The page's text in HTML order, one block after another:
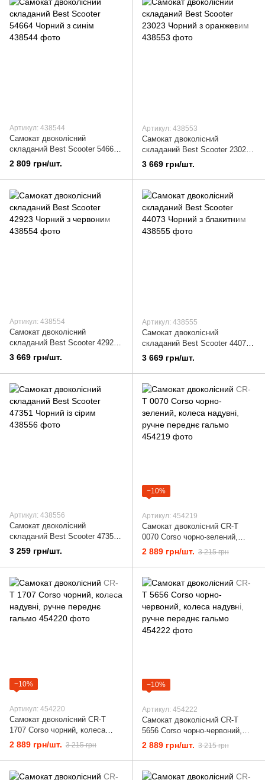
Артикул: 438544
Самокат двоколісний
складаний Best Scooter 54664
Чорний з синім
2 809 грн/шт.
Артикул: 438553
Самокат двоколісний
складаний Best Scooter 23023
Чорний з оранжевим
3 669 грн/шт.
Артикул: 438554
Самокат двоколісний
складаний Best Scooter 42923
Чорний з червоним
3 669 грн/шт.
Артикул: 438555
Самокат двоколісний
складаний Best Scooter 44073
Чорний з блакитним
3 669 грн/шт.
Артикул: 438556
Самокат двоколісний
складаний Best Scooter 47351
Чорний із сірим
3 259 грн/шт.
−10%
Артикул: 454219
Самокат двоколісний CR-T
0070 Corso чорно-зелений,
колеса надувні, ручне переднє
2 889 грн/шт. 3 215 грн
−10%
Артикул: 454220
Самокат двоколісний CR-T
1707 Corso чорний, колеса
надувні, ручне переднє гальмо
2 889 грн/шт. 3 215 грн
−10%
Артикул: 454222
Самокат двоколісний CR-T
5656 Corso чорно-червоний,
колеса надувні, ручне переднє
2 889 грн/шт. 3 215 грн